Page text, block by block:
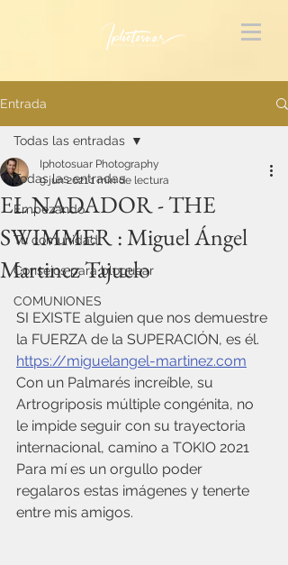
Entrada
Todas las entradas
Empezando
Tu comunidad
Consejos para bloguear
COMUNIONES
Todas las entradas
EL NADADOR - THE
SWIMMER : Miguel Ángel
Martinez Tajuelo
Iphotosuar Photography
9 jun 20211 min de lectura
SI EXISTE alguien que nos demuestre
la FUERZA de la SUPERACIÓN, es él.
https://miguelangel-martinez.com
Con un Palmarés increíble, su
Artrogriposis múltiple congénita, no
le impide seguir con su trayectoria
internacional, camino a TOKIO 2021
Para mí es un orgullo poder
regalaros estas imágenes y tenerte
entre mis amigos.